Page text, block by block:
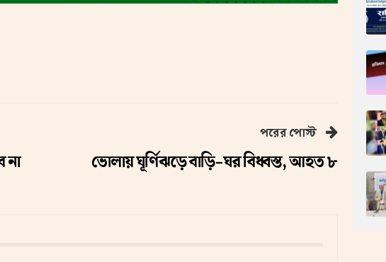
না
পরের পোস্ট
ভোলায় ঘূর্ণিঝড়ে বাড়ি-ঘর বিধ্বস্ত, আহত ৮